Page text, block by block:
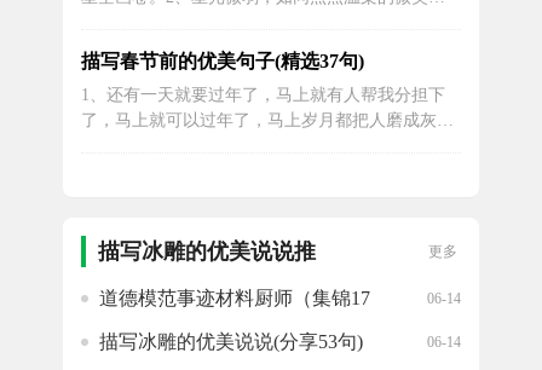
明。4、暮色降临，一轮圆月挂在天际，星斗亮
起，构成了一个神秘而迷人的星空世界。5、晚上
的星空没有光污染，让我们的视线更加清晰，能够
看到更多神秘而美丽的事物。6、星空是宇...
描写春节前的优美句子(精选37句)
1、还有一天就要过年了，马上就有人帮我分担下
了，马上就可以过年了，马上岁月都把人磨成灰尘
天也无法阻挡花朵的盛放。5、大街上的商...
描写冰雕的优美说说推
荐
更多
道德模范事迹材料厨师（集锦17
06-14
描写冰雕的优美说说(分享53句) 06-14